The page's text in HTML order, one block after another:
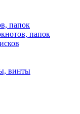
папок
папок
винты